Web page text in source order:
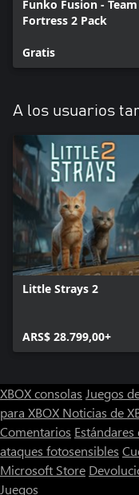
Funko Fusion - Team
Fortress 2 Pack
Gratis
A los usuarios
Little Strays 2
ARS$ 28.799,00+
XBOX consolas Juegos
para XBOX Noticias de
Comentarios
ataques fotosensibles
Microsoft Store
Juegos